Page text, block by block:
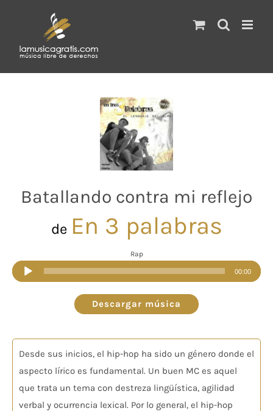
Batallando contra mi reflejo
de En 3 palabras
Rap
Reproductor
de
audio
00:00
Descargar música
Desde sus inicios, el hip-hop ha sido un género donde el
aspecto lírico es fundamental. Un buen MC es aquel
que trata un tema con destreza lingüística, agilidad
verbal y ocurrencia lexical. Por lo general, el hip-hop